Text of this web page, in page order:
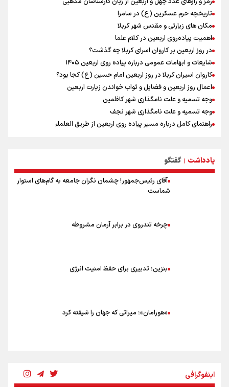
تاریخچه حرم عسکرین (ع) در سامرا
مکان های زیارتی و مقدس شهر کربلا
اهمیت پیاده‌روی اربعین در کلام علما
در روز اربعین بر کاروان اسرای کربلا چه گذشت؟
شایعات و ابهامات عمومی درباره پیاده روی اربعین ۱۴۰۵
کاروان اسیران کربلا در روز اربعین امام حسین (ع) کجا بود؟
اعمال روز اربعین و فضایل و ثواب خواندن زیارت اربعین
وجه تسمیه و علت نامگذاری شهر کاظمین
وجه تسمیه و علت نامگذاری شهر نجف
راهنمای کامل درباره مسیر پیاده روی اربعین از طریق العلماء
بهترین موکب‌های ایرانی در پیاده روی اربعین ۱۴۰۵
یادداشت | گفتگو
آقای رئیس‌جمهور! چشمان نگران جامعه به گام‌های استوار
شماست
چرخه تندروی در برابر آرمان مشروطه
بنزین؛ تدبیری برای حفظ امنیت انرژی
«هورامان»؛ میراثی که جهان را شیفته کرد
اینفوگرافی